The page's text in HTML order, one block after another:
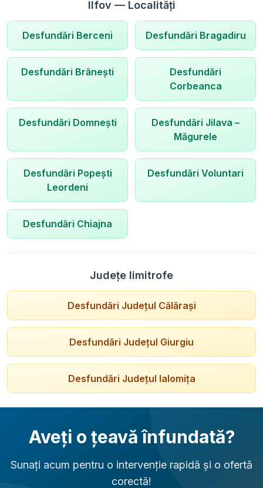
Ilfov — Localități
Desfundări Berceni Desfundări Bragadiru
Desfundări Brănești
Desfundări
Corbeanca
Desfundări Domnești Desfundări Jilava –
Măgurele
Desfundări Popești
Leordeni
Desfundări Voluntari
Desfundări Chiajna
Județe limitrofe
Desfundări Județul Călărași
Desfundări Județul Giurgiu
Desfundări Județul Ialomița
Aveți o țeavă înfundată?
Sunați acum pentru o intervenție rapidă și o ofertă
corectă!